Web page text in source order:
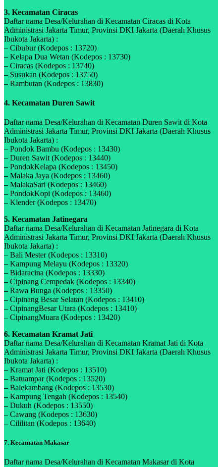
3. Kecamatan Ciracas
Daftar nama Desa/Kelurahan di Kecamatan Ciracas di Kota
Administrasi Jakarta Timur, Provinsi DKI Jakarta (Daerah Khusus
Ibukota Jakarta) :
– Cibubur (Kodepos : 13720)
– Kelapa Dua Wetan (Kodepos : 13730)
– Ciracas (Kodepos : 13740)
– Susukan (Kodepos : 13750)
– Rambutan (Kodepos : 13830)
4. Kecamatan Duren Sawit
Daftar nama Desa/Kelurahan di Kecamatan Duren Sawit di Kota
Administrasi Jakarta Timur, Provinsi DKI Jakarta (Daerah Khusus
Ibukota Jakarta) :
– Pondok Bambu (Kodepos : 13430)
– Duren Sawit (Kodepos : 13440)
– PondokKelapa (Kodepos : 13450)
– Malaka Jaya (Kodepos : 13460)
– MalakaSari (Kodepos : 13460)
– PondokKopi (Kodepos : 13460)
– Klender (Kodepos : 13470)
5. Kecamatan Jatinegara
Daftar nama Desa/Kelurahan di Kecamatan Jatinegara di Kota
Administrasi Jakarta Timur, Provinsi DKI Jakarta (Daerah Khusus
Ibukota Jakarta) :
– Bali Mester (Kodepos : 13310)
– Kampung Melayu (Kodepos : 13320)
– Bidaracina (Kodepos : 13330)
– Cipinang Cempedak (Kodepos : 13340)
– Rawa Bunga (Kodepos : 13350)
– Cipinang Besar Selatan (Kodepos : 13410)
– CipinangBesar Utara (Kodepos : 13410)
– CipinangMuara (Kodepos : 13420)
6. Kecamatan Kramat Jati
Daftar nama Desa/Kelurahan di Kecamatan Kramat Jati di Kota
Administrasi Jakarta Timur, Provinsi DKI Jakarta (Daerah Khusus
Ibukota Jakarta) :
– Kramat Jati (Kodepos : 13510)
– Batuampar (Kodepos : 13520)
– Balekambang (Kodepos : 13530)
– Kampung Tengah (Kodepos : 13540)
– Dukuh (Kodepos : 13550)
– Cawang (Kodepos : 13630)
– Cililitan (Kodepos : 13640)
7. Kecamatan Makasar
Daftar nama Desa/Kelurahan di Kecamatan Makasar di Kota